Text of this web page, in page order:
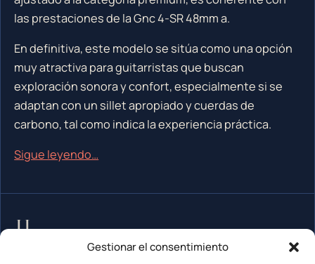
Gestionar el consentimiento
las prestaciones de la Gnc 4-SR 48mm a.
En definitiva, este modelo se sitúa como una opción
muy atractiva para guitarristas que buscan
exploración sonora y confort, especialmente si se
adaptan con un sillet apropiado y cuerdas de
carbono, tal como indica la experiencia práctica.
Sigue leyendo…
Más guitarras Furch